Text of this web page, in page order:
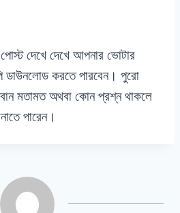
দেখে দেখে আপনার ভোটার
করতে পারবেন। পুরো
মতামত অথবা কোন প্রশ্ন থাকলে
পারেন।